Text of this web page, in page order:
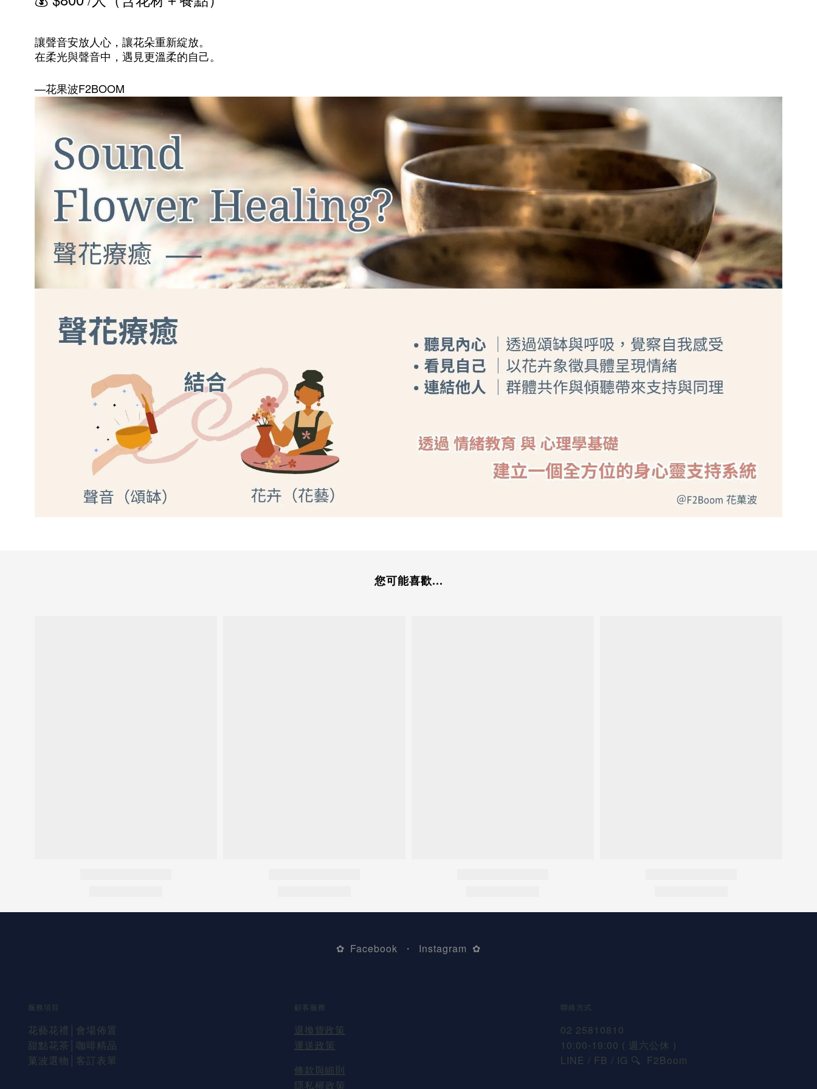
讓聲音安放人心，讓花朵重新綻放。
在柔光與聲音中，遇見更溫柔的自己。
—花果波F2BOOM
您可能喜歡...
✿ Facebook ・ Instagram ✿
服務項目
花藝花禮
│會場佈置
甜點花茶│咖啡精品
菓波選物
客訂表單
顧客服務
退換貨政策
運送 政策
條款與細則
隱私權政策
聯絡方式
02 25810810
10:00-19:00 ( 週六公休 )
LINE / FB / IG 🔍 F2Boom